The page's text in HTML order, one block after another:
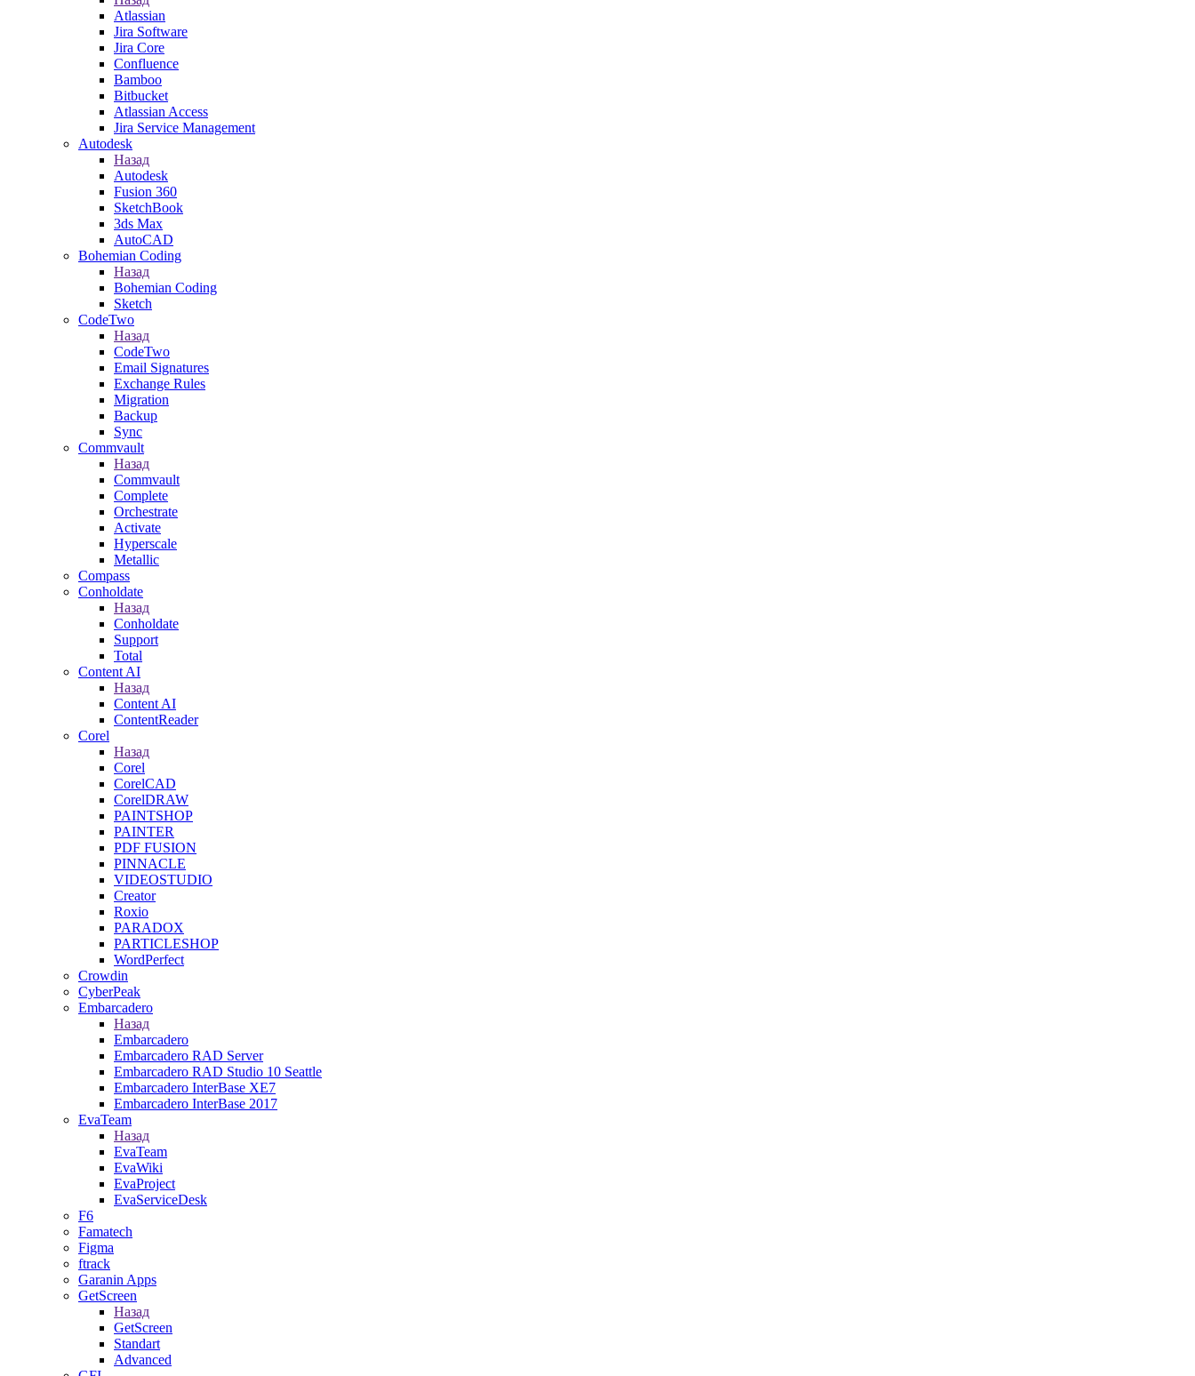
Atlassian
Jira Software
Jira Core
Confluence
Bamboo
Bitbucket
Atlassian Access
Jira Service Management
Autodesk
Назад
Autodesk
Fusion 360
SketchBook
3ds Max
AutoCAD
Bohemian Coding
Назад
Bohemian Coding
Sketch
CodeTwo
Назад
CodeTwo
Email Signatures
Exchange Rules
Migration
Backup
Sync
Commvault
Назад
Commvault
Complete
Orchestrate
Activate
Hyperscale
Metallic
Compass
Conholdate
Назад
Conholdate
Support
Total
Content AI
Назад
Content AI
ContentReader
Corel
Назад
Corel
CorelCAD
CorelDRAW
PAINTSHOP
PAINTER
PDF FUSION
PINNACLE
VIDEOSTUDIO
Creator
Roxio
PARADOX
PARTICLESHOP
WordPerfect
Crowdin
CyberPeak
Embarcadero
Назад
Embarcadero
Embarcadero RAD Server
Embarcadero RAD Studio 10 Seattle
Embarcadero InterBase XE7
Embarcadero InterBase 2017
EvaTeam
Назад
EvaTeam
EvaWiki
EvaProject
EvaServiceDesk
F6
Famatech
Figma
ftrack
Garanin Apps
GetScreen
Назад
GetScreen
Standart
Advanced